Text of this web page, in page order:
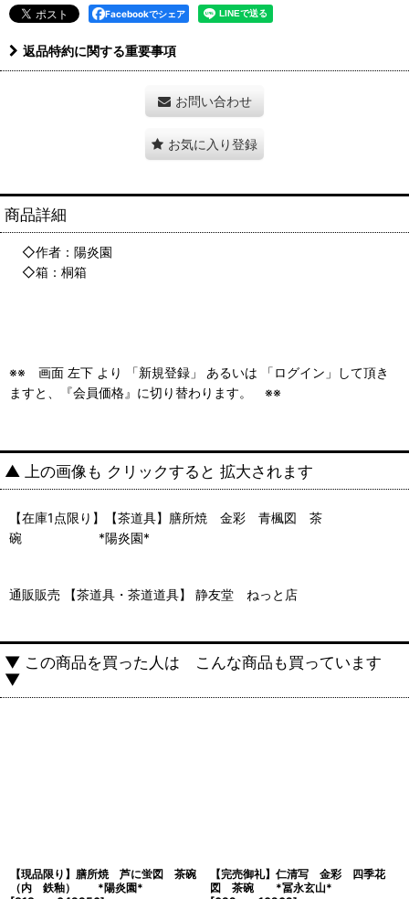
Facebookでシェア
返品特約に関する重要事項
お問い合わせ
お気に入り登録
商品詳細
◇作者：陽炎園
◇箱：桐箱
※※ 画面 左下 より 「新規登録」 あるいは 「ログイン」して頂き
ますと、『会員価格』に切り替わります。 ※※
▲ 上の画像も クリックすると 拡大されます
【在庫1点限り】【茶道具】膳所焼 金彩 青楓図 茶
碗 *陽炎園*
通販販売 【茶道具・茶道道具】 静友堂 ねっと店
▼ この商品を買った人は こんな商品も買っています
▼
【現品限り】膳所焼 芦に蛍図 茶碗
（内 鉄釉） *陽炎園*
【完売御礼】仁清写 金彩 四季花
図 茶碗 *冨永玄山*